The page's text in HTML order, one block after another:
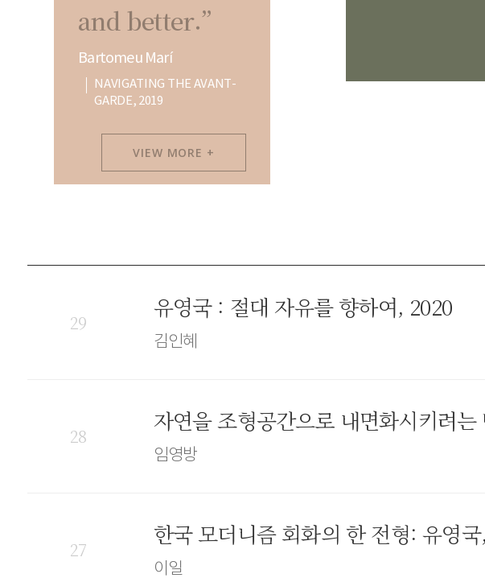
and better.”
Bartomeu Marí
NAVIGATING THE AVANT-
GARDE, 2019
VIEW MORE +
29
유영국 : 절대 자유를 향하여, 2020
김인혜
28
자연을 조형공간으로 내면화시키려
임영방
27
한국 모더니즘 회화의 한 전형: 유영
이일